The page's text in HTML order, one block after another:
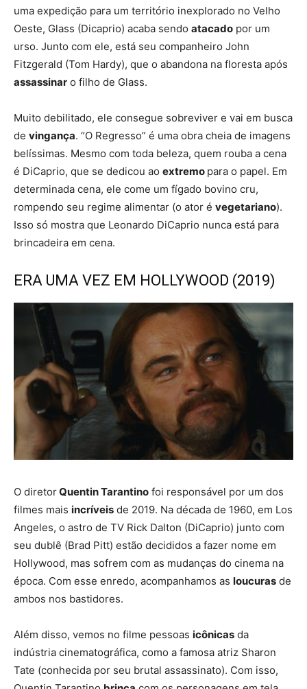
uma expedição para um território inexplorado no Velho
Oeste, Glass (Dicaprio) acaba sendo atacado por um
urso. Junto com ele, está seu companheiro John
Fitzgerald (Tom Hardy), que o abandona na floresta após
assassinar o filho de Glass.
Muito debilitado, ele consegue sobreviver e vai em busca
de vingança. “O Regresso” é uma obra cheia de imagens
belíssimas. Mesmo com toda beleza, quem rouba a cena
é DiCaprio, que se dedicou ao extremo para o papel. Em
determinada cena, ele come um fígado bovino cru,
rompendo seu regime alimentar (o ator é vegetariano).
Isso só mostra que Leonardo DiCaprio nunca está para
brincadeira em cena.
ERA UMA VEZ EM HOLLYWOOD (2019)
O diretorQuentin Tarantino foi responsável por um dos
filmes mais incríveis de 2019. Na década de 1960, em Los
Angeles, o astro de TV Rick Dalton (DiCaprio) junto com
seu dublê (Brad Pitt) estão decididos a fazer nome em
Hollywood, mas sofrem com as mudanças do cinema na
época. Com esse enredo, acompanhamos as loucuras de
ambos nos bastidores.
Além disso, vemos no filme pessoas icônicas da
indústria cinematográfica, como a famosa atriz Sharon
Tate (conhecida por seu brutal assassinato). Com isso,